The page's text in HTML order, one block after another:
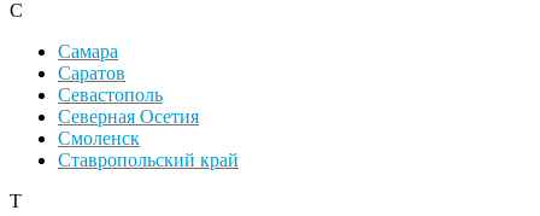
С
Самара
Саратов
Севастополь
Северная Осетия
Смоленск
Ставропольский край
Т